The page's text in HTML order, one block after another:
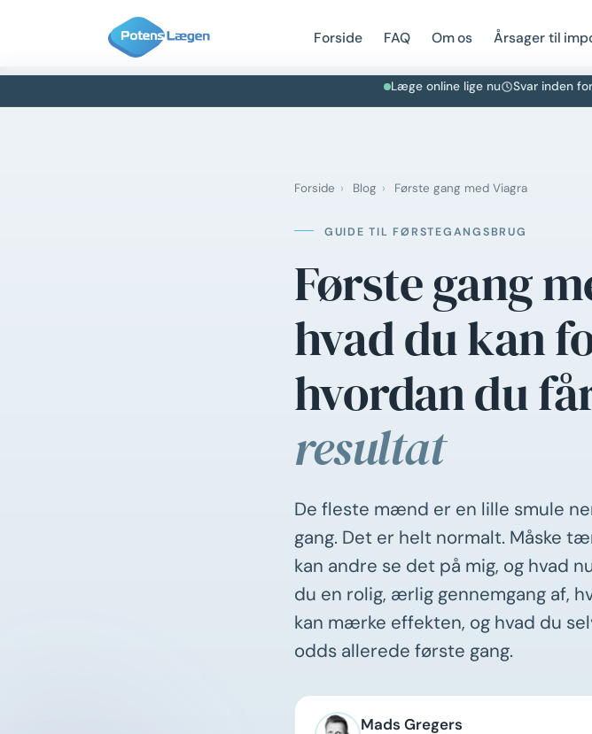
Forside FAQ Om os Årsager til
Læge online lige nu Svar inden
Forside › Blog › Første gang med Viagra
GUIDE TIL FØRSTEGANGSBRUG
Første gang
hvad du kan
hvordan du
resultat
De fleste mænd er en lille smule
gang. Det er helt normalt. Måske
kan andre se det på mig, og hvad
du en rolig, ærlig gennemgang af,
kan mærke effekten, og hvad du
odds allerede første gang.
Mads Gregers